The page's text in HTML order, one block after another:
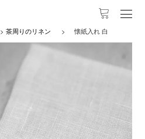
>茶周りのリネン > 懐紙入れ 白